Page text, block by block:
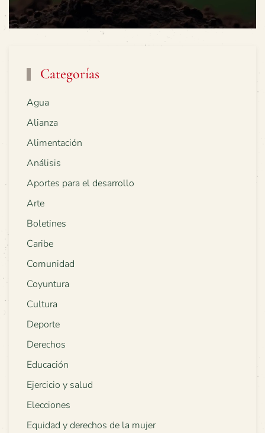
Categorías
Agua
Alianza
Alimentación
Análisis
Aportes para el desarrollo
Arte
Boletines
Caribe
Comunidad
Coyuntura
Cultura
Deporte
Derechos
Educación
Ejercicio y salud
Elecciones
Equidad y derechos de la mujer